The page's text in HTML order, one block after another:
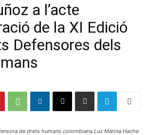
a l’acte
de la XI Edició
Defensores dels
de drets humans colombiana Luz Marina Hache